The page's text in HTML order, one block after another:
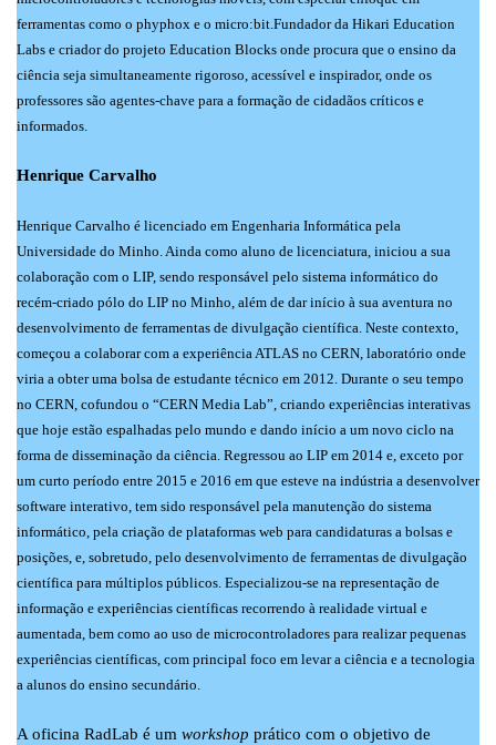
ferramentas como o phyphox e o micro:bit.Fundador da Hikari Education
Labs e criador do projeto Education Blocks onde procura que o ensino da
ciência seja simultaneamente rigoroso, acessível e inspirador, onde os
professores são agentes-chave para a formação de cidadãos críticos e
informados.
Henrique Carvalho
Henrique Carvalho é licenciado em Engenharia Informática pela
Universidade do Minho. Ainda como aluno de licenciatura, iniciou a sua
colaboração com o LIP, sendo responsável pelo sistema informático do
recém-criado pólo do LIP no Minho, além de dar início à sua aventura no
desenvolvimento de ferramentas de divulgação científica. Neste contexto,
começou a colaborar com a experiência ATLAS no CERN, laboratório onde
viria a obter uma bolsa de estudante técnico em 2012. Durante o seu tempo
no CERN, cofundou o “CERN Media Lab”, criando experiências interativas
que hoje estão espalhadas pelo mundo e dando início a um novo ciclo na
forma de disseminação da ciência. Regressou ao LIP em 2014 e, exceto por
um curto período entre 2015 e 2016 em que esteve na indústria a desenvolver
software interativo, tem sido responsável pela manutenção do sistema
informático, pela criação de plataformas web para candidaturas a bolsas e
posições, e, sobretudo, pelo desenvolvimento de ferramentas de divulgação
científica para múltiplos públicos. Especializou-se na representação de
informação e experiências científicas recorrendo à realidade virtual e
aumentada, bem como ao uso de microcontroladores para realizar pequenas
experiências científicas, com principal foco em levar a ciência e a tecnologia
a alunos do ensino secundário.
A oficina RadLab é um workshop prático com o objetivo de